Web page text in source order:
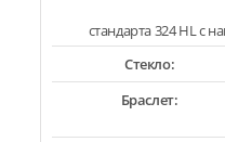
стандарта 324 HL с
Стекло:
Браслет: